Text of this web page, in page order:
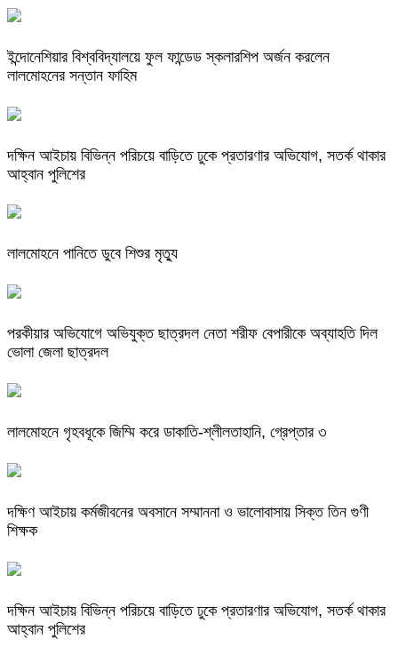
ইন্দোনেশিয়ার বিশ্ববিদ্যালয়ে ফুল ফান্ডেড স্কলারশিপ অর্জন করলেন
লালমোহনের সন্তান ফাহিম
দক্ষিন আইচায় ‎বিভিন্ন পরিচয়ে বাড়িতে ঢুকে প্রতারণার অভিযোগ, সতর্ক থাকার
আহ্বান পুলিশের
লালমোহনে পানিতে ডুবে শিশুর মৃত্যু
পরকীয়ার অভিযোগে অভিযুক্ত ছাত্রদল নেতা শরীফ বেপারীকে অব্যাহতি দিল
ভোলা জেলা ছাত্রদল
লালমোহনে গৃহবধূকে জিম্মি করে ডাকাতি-শ্লীলতাহানি, গ্রেপ্তার ৩
দক্ষিণ আইচায় কর্মজীবনের অবসানে সম্মাননা ও ভালোবাসায় সিক্ত তিন গুণী
শিক্ষক
দক্ষিন আইচায় ‎বিভিন্ন পরিচয়ে বাড়িতে ঢুকে প্রতারণার অভিযোগ, সতর্ক থাকার
আহ্বান পুলিশের